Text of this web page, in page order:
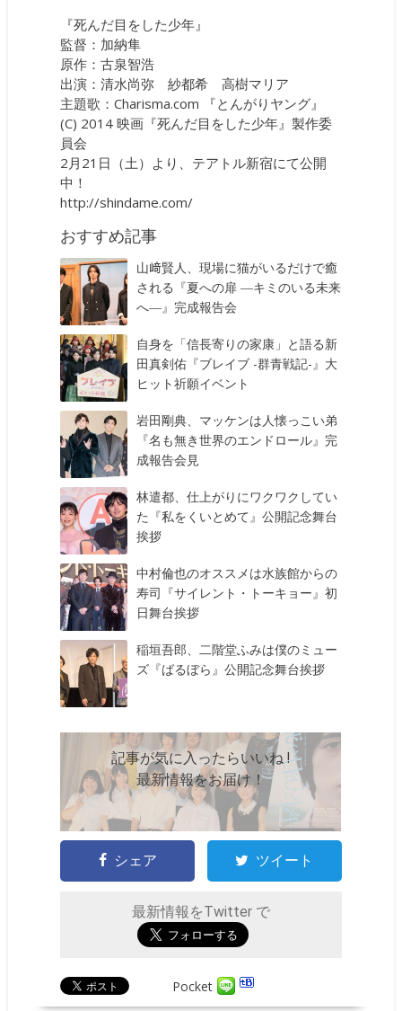
『死んだ目をした少年』
監督：加納隼
原作：古泉智浩
出演：清水尚弥 紗都希 高樹マリア
主題歌：Charisma.com 『とんがりヤング』
(C) 2014 映画『死んだ目をした少年』製作委
員会
2月21日（土）より、テアトル新宿にて公開
中！
http://shindame.com/
おすすめ記事
山﨑賢人、現場に猫がいるだけで癒
される『夏への扉 ―キミのいる未来
へ―』完成報告会
自身を「信長寄りの家康」と語る新
田真剣佑『ブレイブ -群青戦記-』大
ヒット祈願イベント
岩田剛典、マッケンは人懐っこい弟
『名も無き世界のエンドロール』完
成報告会見
林遣都、仕上がりにワクワクしてい
た『私をくいとめて』公開記念舞台
挨拶
中村倫也のオススメは水族館からの
寿司『サイレント・トーキョー』初
日舞台挨拶
稲垣吾郎、二階堂ふみは僕のミュー
ズ『ばるぼら』公開記念舞台挨拶
記事が気に入ったらいいね !
最新情報をお届け！
シェア ツイート
最新情報をTwitter で
Pocket